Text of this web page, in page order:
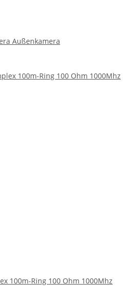
Außenkamera
100m-Ring 100 Ohm 1000Mhz